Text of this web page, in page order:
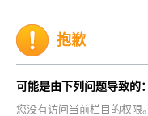
抱歉
可能是由下列问题导致的：
您没有访问当前栏目的权限。